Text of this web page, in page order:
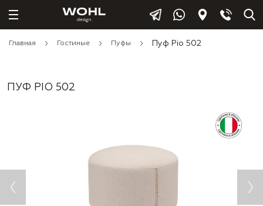
Главная Гостиные Пуфы Пуф Pio 502
ПУФ PIO 502